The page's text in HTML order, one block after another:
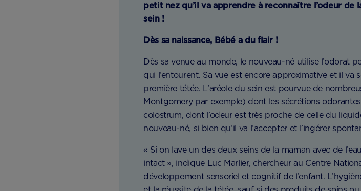
petit nez qu’il va apprendre à reconnaître l’odeur de
sein !
Dès sa naissance, Bébé a du flair !
Dès sa venue au monde, le nouveau-né utilise l’odorat
qui l’entourent. Sa vue est encore approximative et il va
première tétée. L’aréole du sein est pourvue de
Montgomery par exemple) dont les sécrétions
colostrum, dont l’odeur est très proche de celle du
nouveau-né, si bien qu’il va l’accepter et l’ingérer
« Si on lave un des deux seins de la maman avec de
intact », indique Luc Marlier, chercheur au Centre
développement sensoriel et cognitif de l’enfant.